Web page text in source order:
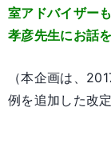
室アドバイザー
孝彦先生にお話
（本企画は、
例を追加した改定